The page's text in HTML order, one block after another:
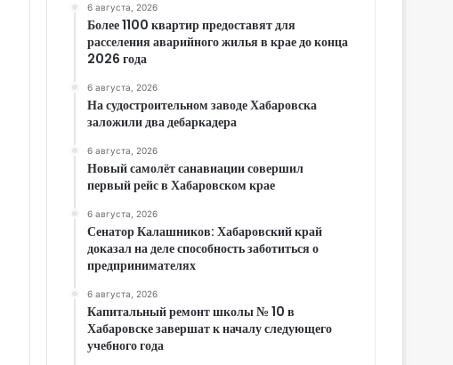
6 августа, 2026
Более 1100 квартир предоставят для
расселения аварийного жилья в крае до конца
2026 года
6 августа, 2026
На судостроительном заводе Хабаровска
заложили два дебаркадера
6 августа, 2026
Новый самолёт санавиации совершил
первый рейс в Хабаровском крае
6 августа, 2026
Сенатор Калашников: Хабаровский край
доказал на деле способность заботиться о
предпринимателях
6 августа, 2026
Капитальный ремонт школы № 10 в
Хабаровске завершат к началу следующего
учебного года